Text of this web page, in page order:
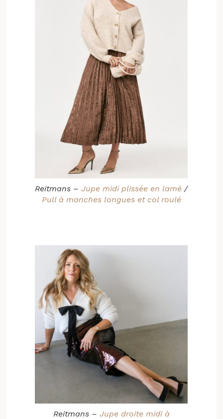
Reitmans –Jupe midi plissée en lamé /
Pull à manches longues et col roulé
Reitmans – Jupe droite midi à